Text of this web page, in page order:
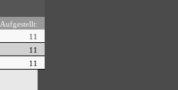
Aufgestellt:
11
11
11